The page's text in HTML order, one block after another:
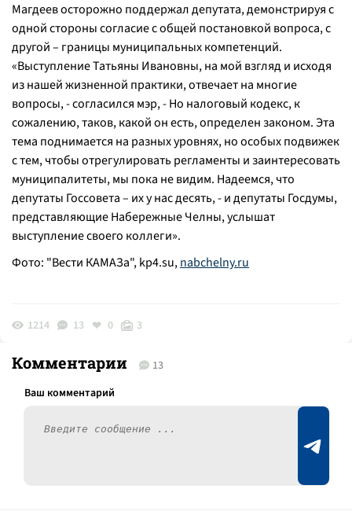
Магдеев осторожно поддержал депутата, демонстрируя с
одной стороны согласие с общей постановкой вопроса, с
другой – границы муниципальных компетенций.
«Выступление Татьяны Ивановны, на мой взгляд и исходя
из нашей жизненной практики, отвечает на многие
вопросы, - согласился мэр, - Но налоговый кодекс, к
сожалению, таков, какой он есть, определен законом. Эта
тема поднимается на разных уровнях, но особых подвижек
с тем, чтобы отрегулировать регламенты и заинтересовать
муниципалитеты, мы пока не видим. Надеемся, что
депутаты Госсовета – их у нас десять, - и депутаты Госдумы,
представляющие Набережные Челны, услышат
выступление своего коллеги».
Фото: "Вести КАМАЗа", kp4.su,nabchelny.ru
1214 13 0 3
Комментарии 13